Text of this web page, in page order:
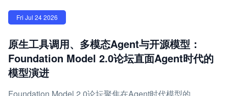
Fri Jul 24 2026
原生工具调用、多模态Agent与开源模型：
Foundation Model 2.0论坛直面Agent时代的
模型演进